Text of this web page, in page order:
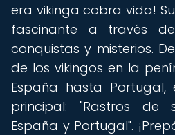
era vikinga cobra vida!
fascinante a través de
conquistas y misterios.
de los vikingos en la
España hasta
principal: "Rastros de
España y Portugal".